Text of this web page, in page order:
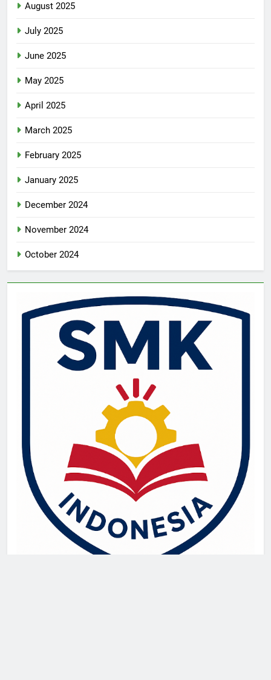
August 2025
July 2025
June 2025
May 2025
April 2025
March 2025
February 2025
January 2025
December 2024
November 2024
October 2024